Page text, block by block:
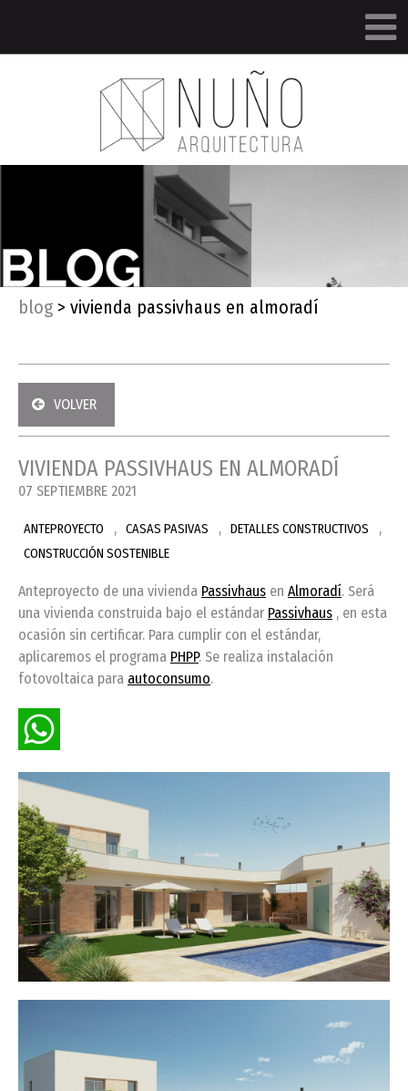
blog > vivienda passivhaus en almoradí
VOLVER
VIVIENDA PASSIVHAUS EN ALMORADÍ
07 SEPTIEMBRE 2021
ANTEPROYECTO , CASAS PASIVAS , DETALLES CONSTRUCTIVOS ,
CONSTRUCCIÓN SOSTENIBLE
Anteproyecto de una vivienda Passivhaus en Almoradí. Será
una vivienda construida bajo el estándar Passivhaus , en esta
ocasión sin certificar. Para cumplir con el estándar,
aplicaremos el programa PHPP. Se realiza instalación
fotovoltaica para autoconsumo.